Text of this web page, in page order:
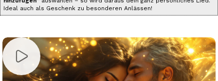
Ideal auch als Geschenk zu besonderen Anlässen!